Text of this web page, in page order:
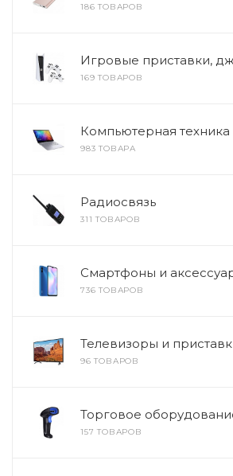
186 ТОВАРОВ
Игровые приставки,
169 ТОВАРОВ
Компьютерная техника
983 ТОВАРА
Радиосвязь
311 ТОВАРОВ
Смартфоны и
736 ТОВАРОВ
Телевизоры и
96 ТОВАРОВ
Торговое
157 ТОВАРОВ